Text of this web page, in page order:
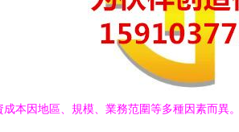
本因地區、規模、業務范圍等多種因素而異